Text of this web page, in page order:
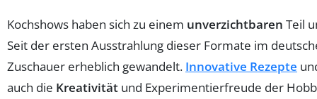
Kochshows haben sich zu einem unverzichtbaren Teil
Seit der ersten Ausstrahlung dieser Formate im
Zuschauer erheblich gewandelt. Innovative Rezepte
auch die Kreativität und Experimentierfreude der